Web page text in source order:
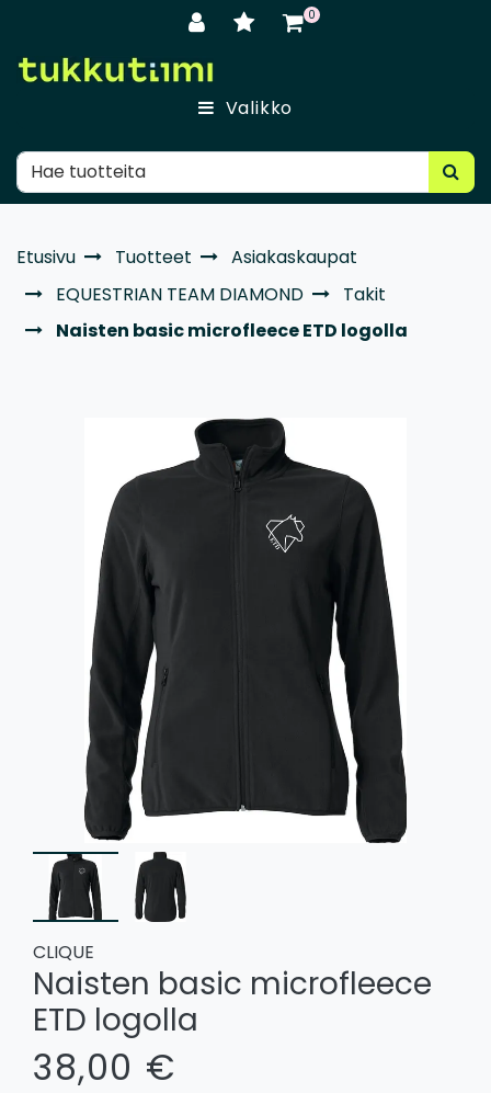
0
Valikko
Etusivu Tuotteet
Asiakaskaupat
EQUESTRIAN TEAM DIAMOND
Takit
Naisten basic microfleece ETD logolla
CLIQUE
Naisten basic microfleece
ETD logolla
38,00 €